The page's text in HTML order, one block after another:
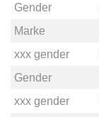
Gender
Marke
xxx gender
Gender
xxx gender